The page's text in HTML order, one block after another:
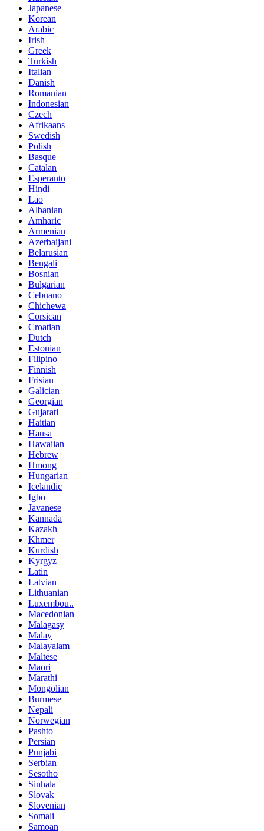
Japanese
Korean
Arabic
Irish
Greek
Turkish
Italian
Danish
Romanian
Indonesian
Czech
Afrikaans
Swedish
Polish
Basque
Catalan
Esperanto
Hindi
Lao
Albanian
Amharic
Armenian
Azerbaijani
Belarusian
Bengali
Bosnian
Bulgarian
Cebuano
Chichewa
Corsican
Croatian
Dutch
Estonian
Filipino
Finnish
Frisian
Galician
Georgian
Gujarati
Haitian
Hausa
Hawaiian
Hebrew
Hmong
Hungarian
Icelandic
Igbo
Javanese
Kannada
Kazakh
Khmer
Kurdish
Kyrgyz
Latin
Latvian
Lithuanian
Luxembou..
Macedonian
Malagasy
Malay
Malayalam
Maltese
Maori
Marathi
Mongolian
Burmese
Nepali
Norwegian
Pashto
Persian
Punjabi
Serbian
Sesotho
Sinhala
Slovak
Slovenian
Somali
Samoan